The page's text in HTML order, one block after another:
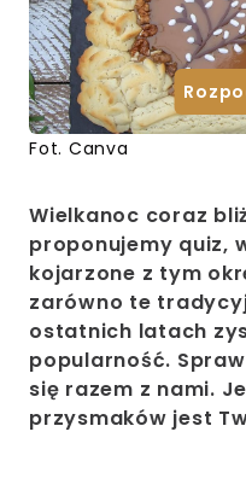
Fot. Canva
Wielkanoc coraz
proponujemy quiz,
kojarzone z tym
zarówno te
ostatnich latach
popularność.
się razem z nami.
przysmaków jest